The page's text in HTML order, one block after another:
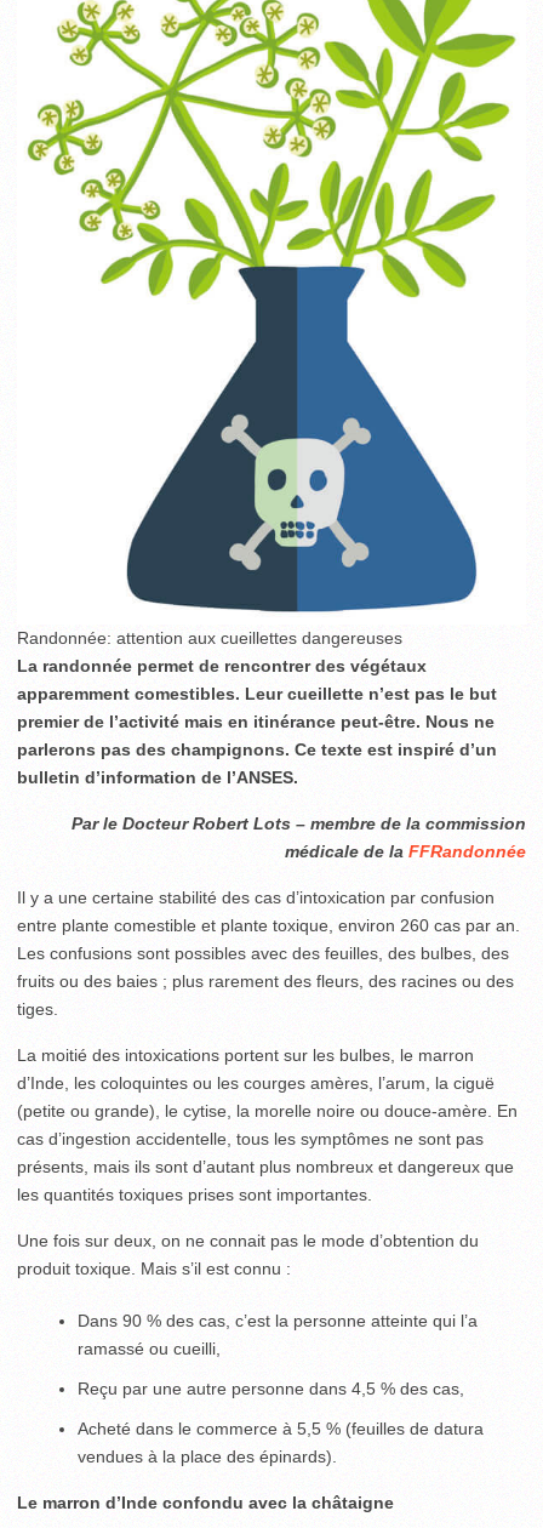
Randonnée: attention aux cueillettes dangereuses
La randonnée permet de rencontrer des végétaux
apparemment comestibles. Leur cueillette n’est pas le but
premier de l’activité mais en itinérance peut-être. Nous ne
parlerons pas des champignons. Ce texte est inspiré d’un
bulletin d’information de l’ANSES.
Par le Docteur Robert Lots – membre de la commission
médicale de la FFRandonnée
Il y a une certaine stabilité des cas d’intoxication par confusion
entre plante comestible et plante toxique, environ 260 cas par an.
Les confusions sont possibles avec des feuilles, des bulbes, des
fruits ou des baies ; plus rarement des fleurs, des racines ou des
tiges.
La moitié des intoxications portent sur les bulbes, le marron
d’Inde, les coloquintes ou les courges amères, l’arum, la ciguë
(petite ou grande), le cytise, la morelle noire ou douce-amère. En
cas d’ingestion accidentelle, tous les symptômes ne sont pas
présents, mais ils sont d’autant plus nombreux et dangereux que
les quantités toxiques prises sont importantes.
Une fois sur deux, on ne connait pas le mode d’obtention du
produit toxique. Mais s’il est connu :
Dans 90 % des cas, c’est la personne atteinte qui l’a
ramassé ou cueilli,
Reçu par une autre personne dans 4,5 % des cas,
Acheté dans le commerce à 5,5 % (feuilles de datura
vendues à la place des épinards).
Le marron d’Inde confondu avec la châtaigne